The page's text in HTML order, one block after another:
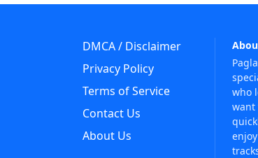
DMCA / Disclaimer
Privacy Policy
Terms of Service
Contact Us
About Us
who
want